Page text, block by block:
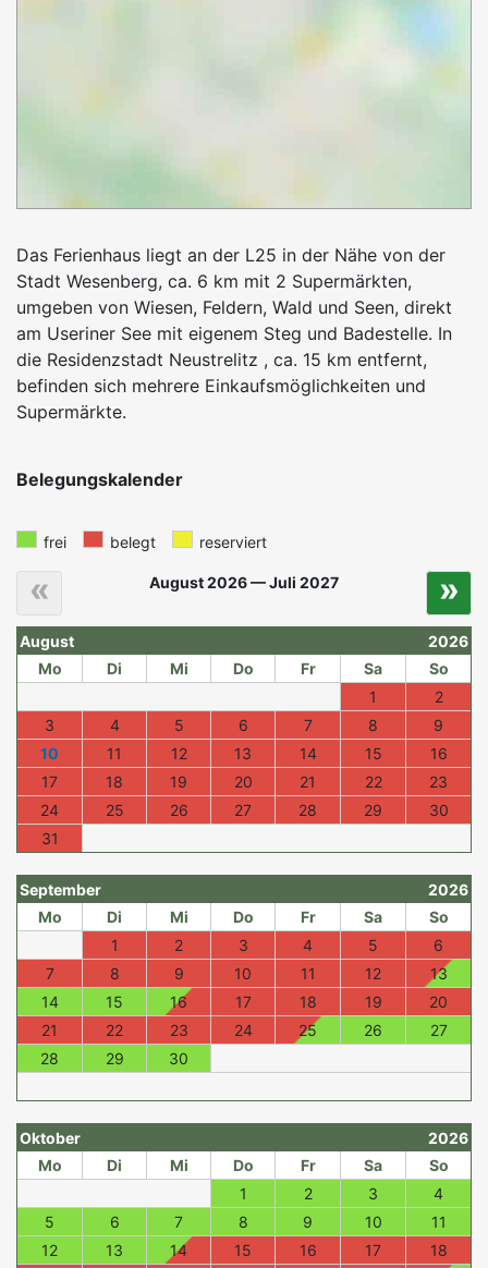
Das Ferienhaus liegt an der L25 in der Nähe von der
Stadt Wesenberg, ca. 6 km mit 2 Supermärkten,
umgeben von Wiesen, Feldern, Wald und Seen, direkt
am Useriner See mit eigenem Steg und Badestelle. In
die Residenzstadt Neustrelitz , ca. 15 km entfernt,
befinden sich mehrere Einkaufsmöglichkeiten und
Supermärkte.
Belegungskalender
frei belegt reserviert
« August 2026 — Juli 2027 »
August
2026
Mo
Di Mi Do Fr Sa
So
1
2
3
4 5 6 7 8
9
10
11 12 13 14 15
16
17
18 19 20 21 22
23
24
25 26 27 28 29
30
31
September
2026
Mo
Di Mi Do Fr Sa
So
1
2 3 4 5
6
7
8 9 10 11 12
13
14
15 16 17 18 19
20
21
22 23 24 25 26
27
28
29 30
Oktober
2026
Mo
Di Mi Do Fr Sa
So
1
2 3
4
5
6 7 8 9 10
11
12
13 14 15 16 17
18